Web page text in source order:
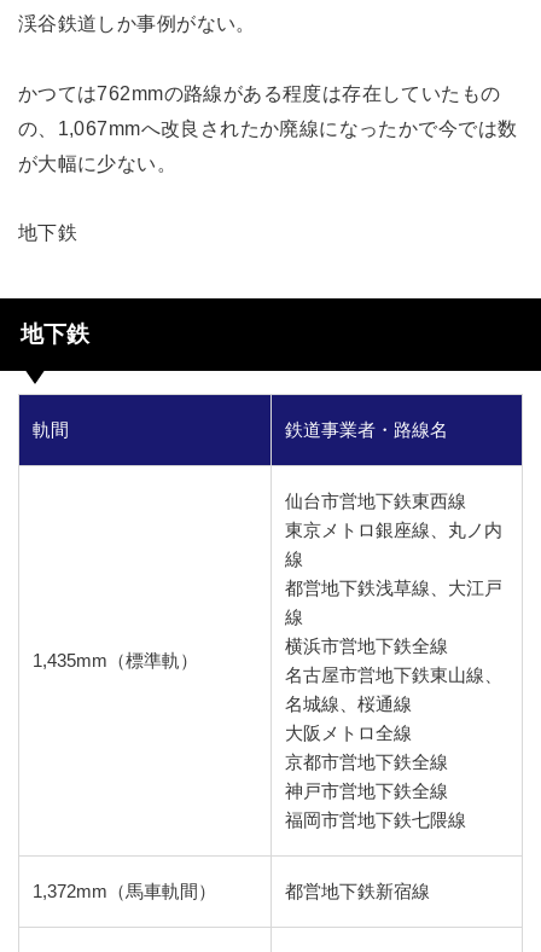
渓谷鉄道しか事例がない。
かつては762mmの路線がある程度は存在していたもの
の、1,067mmへ改良されたか廃線になったかで今では数
が大幅に少ない。
地下鉄
地下鉄
軌間 鉄道事業者・路線名
1,435mm（標準軌）
仙台市営地下鉄東西線
東京メトロ銀座線、丸ノ内
線
都営地下鉄浅草線、大江戸
線
横浜市営地下鉄全線
名古屋市営地下鉄東山線、
名城線、桜通線
大阪メトロ全線
京都市営地下鉄全線
神戸市営地下鉄全線
福岡市営地下鉄七隈線
1,372mm（馬車軌間） 都営地下鉄新宿線